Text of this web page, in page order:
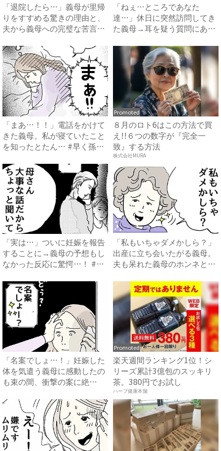
「退院したら…」義母が里帰
りをすすめる驚きの理由と、
夫から義母への完璧な苦言
「ねぇ…ところであなた
達…」休日に突然訪問してき
た義母→耳を疑う質問にあ
「まあ…！！」電話をかけて
きた義母。私が寝ていたこと
を知ったとたん… #早く孫
Promoted
８月のロト6はこの方法で買
え!!６つの数字が『完全一
致』する方法
株式会社MURA
「実は…」ついに妊娠を報告
することに→義母の予想もし
なかった反応に驚愕…！ #
「私もいちゃダメかしら？」
出産に立ち会いたがる義母。
夫も呆れた義母のホンネと
「名案でしょ…！」妊娠した
体を気遣う義母に感動したの
も束の間、衝撃の案に絶
Promoted
楽天週間ランキング1位！シ
リーズ累計3億包のスッキリ
茶。380円でお試し
ハーブ健康本舗